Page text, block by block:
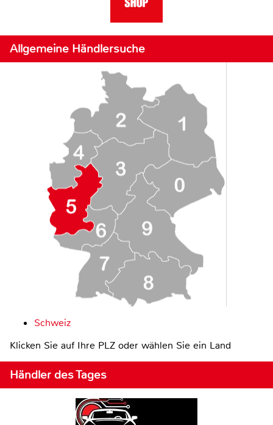
Allgemeine Händlersuche
Schweiz
Klicken Sie auf Ihre PLZ oder wählen Sie ein Land
Händler des Tages